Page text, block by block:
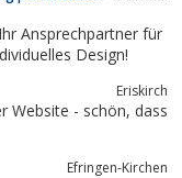
Ansprechpartner für
Design!
Eriskirch
- schön, dass
Efringen-Kirchen